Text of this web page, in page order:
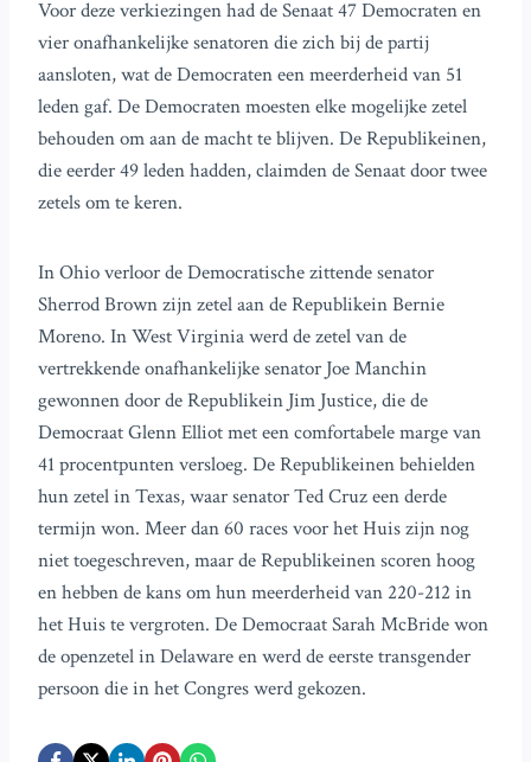
Voor deze verkiezingen had de Senaat 47 Democraten en
vier onafhankelijke senatoren die zich bij de partij
aansloten, wat de Democraten een meerderheid van 51
leden gaf. De Democraten moesten elke mogelijke zetel
behouden om aan de macht te blijven. De Republikeinen,
die eerder 49 leden hadden, claimden de Senaat door twee
zetels om te keren.
In Ohio verloor de Democratische zittende senator
Sherrod Brown zijn zetel aan de Republikein Bernie
Moreno. In West Virginia werd de zetel van de
vertrekkende onafhankelijke senator Joe Manchin
gewonnen door de Republikein Jim Justice, die de
Democraat Glenn Elliot met een comfortabele marge van
41 procentpunten versloeg. De Republikeinen behielden
hun zetel in Texas, waar senator Ted Cruz een derde
termijn won. Meer dan 60 races voor het Huis zijn nog
niet toegeschreven, maar de Republikeinen scoren hoog
en hebben de kans om hun meerderheid van 220-212 in
het Huis te vergroten. De Democraat Sarah McBride won
de openzetel in Delaware en werd de eerste transgender
persoon die in het Congres werd gekozen.